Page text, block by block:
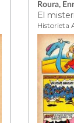
Roura,
Historieta